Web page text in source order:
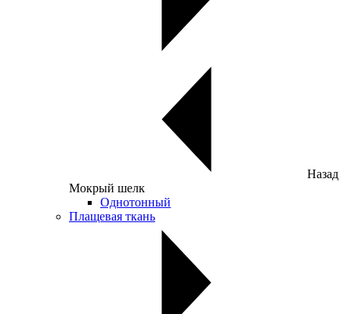
Назад
Мокрый шелк
Однотонный
Плащевая ткань